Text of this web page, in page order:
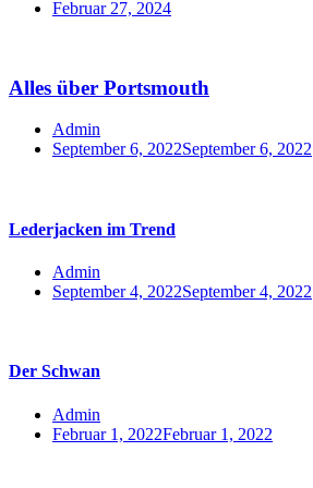
Februar 27, 2024
Alles über Portsmouth
Admin
September 6, 2022September 6, 2022
Lederjacken im Trend
Admin
September 4, 2022September 4, 2022
Der Schwan
Admin
Februar 1, 2022Februar 1, 2022